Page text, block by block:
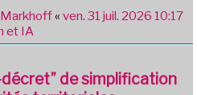
Markhoff« ven. 31 juil. 2026 10:17
et IA
décret” de simplification